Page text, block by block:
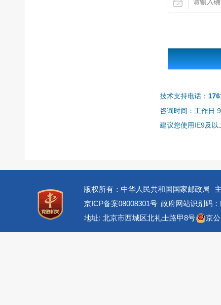
技术支持电话：
咨询时间：工作日
建议您使用IE9及
版权所有：中华人民共和国国家邮政局
京ICP备案08008301号 政府网站识别码
地址: 北京市西城区北礼士路甲8号
京